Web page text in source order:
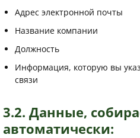
Адрес электронной почты
Название компании
Должность
Информация, которую вы
связи
3.2. Данные,
автоматически: